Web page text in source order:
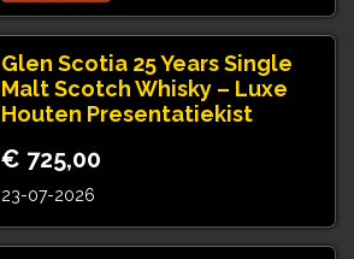
Glen Scotia 25 Years Single
Malt Scotch Whisky – Luxe
Houten Presentatiekist
€ 725,00
23-07-2026